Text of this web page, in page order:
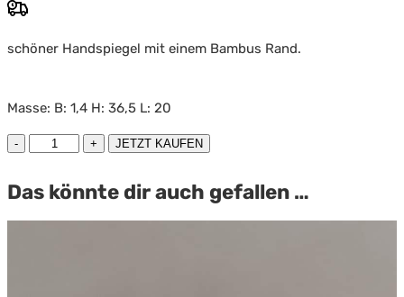
schöner Handspiegel mit einem Bambus Rand.
Masse: B: 1,4 H: 36,5 L: 20
Bambus
Handspiegel
nr.
142
JETZT KAUFEN
Das könnte dir auch gefallen …